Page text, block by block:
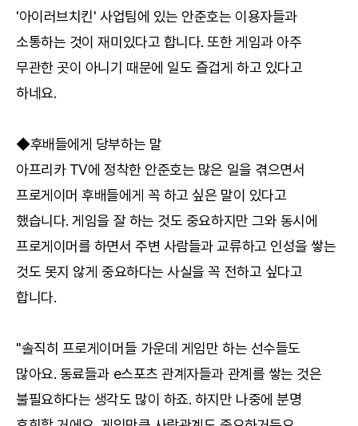
'아이러브치킨' 사업팀에 있는 안준호는 이용자들과
소통하는 것이 재미있다고 합니다. 또한 게임과 아주
무관한 곳이 아니기 때문에 일도 즐겁게 하고 있다고
하네요.
◆후배들에게 당부하는 말
아프리카 TV에 정착한 안준호는 많은 일을 겪으면서
프로게이머 후배들에게 꼭 하고 싶은 말이 있다고
했습니다. 게임을 잘 하는 것도 중요하지만 그와 동시에
프로게이머를 하면서 주변 사람들과 교류하고 인성을 쌓는
것도 못지 않게 중요하다는 사실을 꼭 전하고 싶다고
합니다.
"솔직히 프로게이머들 가운데 게임만 하는 선수들도
많아요. 동료들과 e스포츠 관계자들과 관계를 쌓는 것은
불필요하다는 생각도 많이 하죠. 하지만 나중에 분명